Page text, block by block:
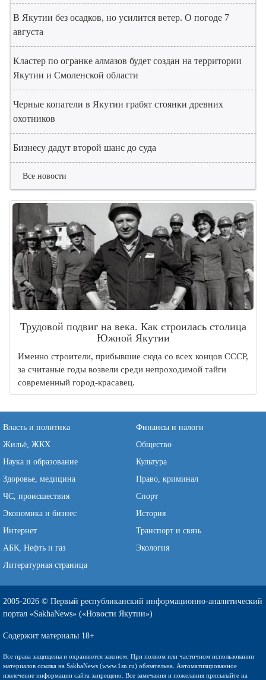
В Якутии без осадков, но усилится ветер. О погоде 7
августа
Кластер по огранке алмазов будет создан на территории
Якутии и Смоленской области
Черные копатели в Якутии грабят стоянки древних
охотников
Бизнесу дадут второй шанс до суда
Все новости
Трудовой подвиг на века. Как строилась столица
Южной Якутии
Именно строители, прибывшие сюда со всех концов СССР,
за считаные годы возвели среди непроходимой тайги
современный город-красавец.
Власть и политика
Финансы и налоги
Жильё, ЖКХ
Общество
Наука и образование
Культура
Здоровье, медицина
Право, криминал
ЧС, происшествия
Спорт
Экономика и бизнес
История
Интернет
Транспорт и связь
АБК, Нефть и газ
Экология
Литературная страница
2005-2026 © Первый республиканский информационно-аналитический
портал «SakhaNews» («Новости Якутии»)
Содержит материалы 18+
Все права защищены и охраняются законом. При полном или частичном использовании
материалов ссылка на SakhaNews (www.1sn.ru) обязательна. Автоматизированное
извлечение информации сайта запрещено. Все замечания и пожелания присылайте на